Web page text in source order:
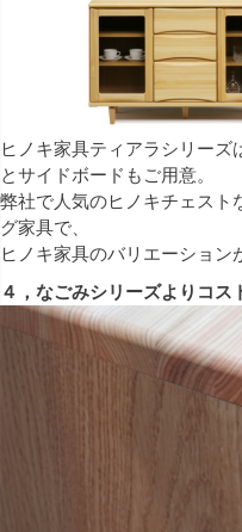
ヒノキ家具ティアラシリーズ
とサイドボードもご用意。
弊社で人気のヒノキチェスト
グ家具で、
ヒノキ家具のバリエーション
４，なごみシリーズよりコス